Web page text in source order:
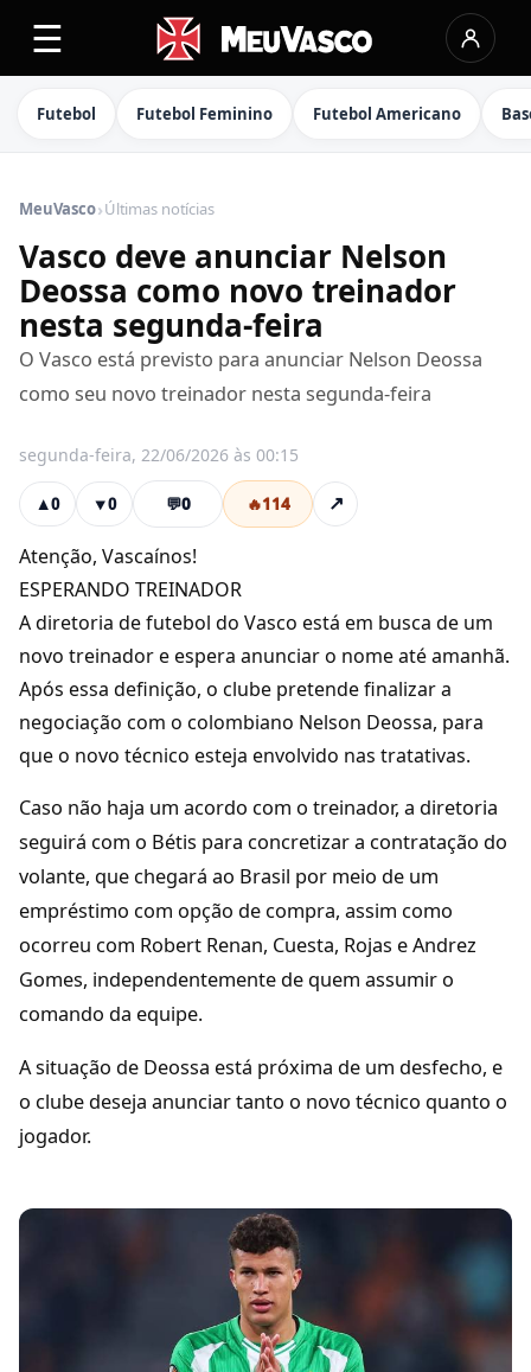
☰
Futebol Futebol Feminino Futebol Americano
MeuVasco›Últimas notícias
Vasco deve anunciar Nelson
Deossa como novo treinador
nesta segunda-feira
O Vasco está previsto para anunciar Nelson Deossa
como seu novo treinador nesta segunda-feira
segunda-feira, 22/06/2026 às 00:15
▲0 ▼0 💬0 🔥114 ↗
Atenção, Vascaínos!
ESPERANDO TREINADOR
A diretoria de futebol do Vasco está em busca de um
novo treinador e espera anunciar o nome até amanhã.
Após essa definição, o clube pretende finalizar a
negociação com o colombiano Nelson Deossa, para
que o novo técnico esteja envolvido nas tratativas.
Caso não haja um acordo com o treinador, a diretoria
seguirá com o Bétis para concretizar a contratação do
volante, que chegará ao Brasil por meio de um
empréstimo com opção de compra, assim como
ocorreu com Robert Renan, Cuesta, Rojas e Andrez
Gomes, independentemente de quem assumir o
comando da equipe.
A situação de Deossa está próxima de um desfecho, e
o clube deseja anunciar tanto o novo técnico quanto o
jogador.